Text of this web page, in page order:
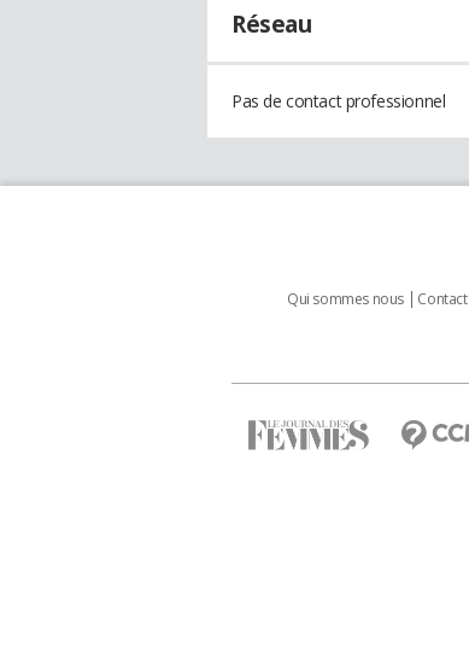
Réseau
Pas de contact professionnel
Qui sommes nous Contact